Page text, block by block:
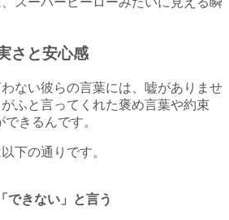
さと安心感
ない彼らの言葉には、嘘がありませ
ふと言ってくれた褒め言葉や約束
きるんです。
下の通りです。
できない」と言う